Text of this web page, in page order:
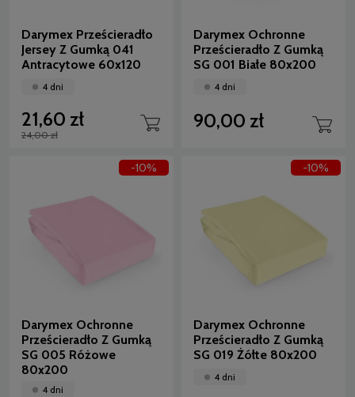
Darymex Prześcieradło
Jersey Z Gumką 041
Antracytowe 60x120
4 dni
21,60 zł
24,00 zł
Darymex Ochronne
Prześcieradło Z Gumką
SG 001 Białe 80x200
4 dni
90,00 zł
Darymex Ochronne
Prześcieradło Z Gumką
SG 005 Różowe
80x200
4 dni
-10%
Darymex Ochronne
Prześcieradło Z Gumką
SG 019 Żółte 80x200
4 dni
-10%